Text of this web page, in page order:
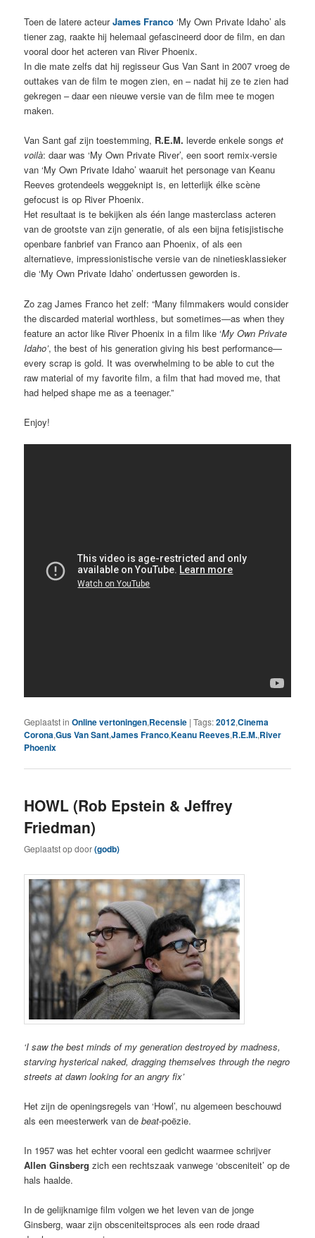
Toen de latere acteurJames Franco ‘My Own Private Idaho’ als
tiener zag, raakte hij helemaal gefascineerd door de film, en dan
vooral door het acteren van River Phoenix.
In die mate zelfs dat hij regisseur Gus Van Sant in 2007 vroeg de
outtakes van de film te mogen zien, en – nadat hij ze te zien had
gekregen – daar een nieuwe versie van de film mee te mogen
maken.
Van Sant gaf zijn toestemming, R.E.M. leverde enkele songset
voilà: daar was ‘My Own Private River’, een soort remix-versie
van ‘My Own Private Idaho’ waaruit het personage van Keanu
Reeves grotendeels weggeknipt is, en letterlijk élke scène
gefocust is op River Phoenix.
Het resultaat is te bekijken als één lange masterclass acteren
van de grootste van zijn generatie, of als een bijna fetisjistische
openbare fanbrief van Franco aan Phoenix, of als een
alternatieve, impressionistische versie van de ninetiesklassieker
die ‘My Own Private Idaho’ ondertussen geworden is.
Zo zag James Franco het zelf: “Many filmmakers would consider
the discarded material worthless, but sometimes—as when they
feature an actor like River Phoenix in a film like ‘My Own Private
Idaho’, the best of his generation giving his best performance—
every scrap is gold. It was overwhelming to be able to cut the
raw material of my favorite film, a film that had moved me, that
had helped shape me as a teenager.”
Enjoy!
Geplaatst in Online vertoningen,Recensie |Tags:2012,Cinema
Corona,Gus Van Sant,James Franco,Keanu Reeves,R.E.M.,River
Phoenix
HOWL (Rob Epstein & Jeffrey
Friedman)
Geplaatst opdoor(godb)
‘I saw the best minds of my generation destroyed by madness,
starving hysterical naked, dragging themselves through the negro
streets at dawn looking for an angry fix’
Het zijn de openingsregels van ‘Howl’, nu algemeen beschouwd
als een meesterwerk van debeat-poëzie.
In 1957 was het echter vooral een gedicht waarmee schrijver
Allen Ginsberg zich een rechtszaak vanwege ‘obsceniteit’ op de
hals haalde.
In de gelijknamige film volgen we het leven van de jonge
Ginsberg, waar zijn obsceniteitsproces als een rode draad